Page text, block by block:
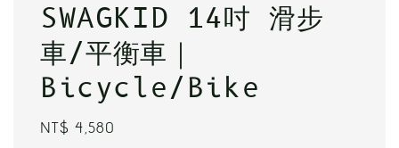
SWAGKID 14吋 滑步
車/平衡車｜
Bicycle/Bike
Regular
NT$ 4,580